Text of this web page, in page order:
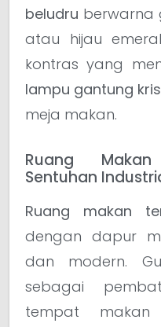
beludru berwarna
atau hijau
kontras yang
lampu gantung
meja makan.
Ruang
Sentuhan
Ruang makan
dengan dapur
dan modern.
sebagai
tempat makan